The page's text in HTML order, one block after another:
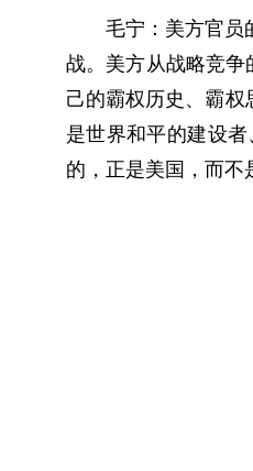
毛宁： 美方官员
战。美方从战略竞争
己的霸权历史、霸
是世界和平的建设
的，正是美国，而不